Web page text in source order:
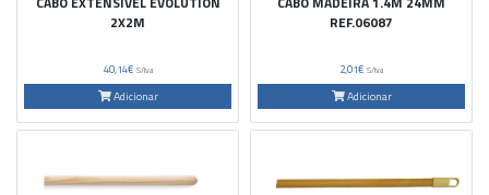
2X2M
40,14€ S/Iva
Adicionar
REF.06087
2,01€ S/Iva
Adicionar